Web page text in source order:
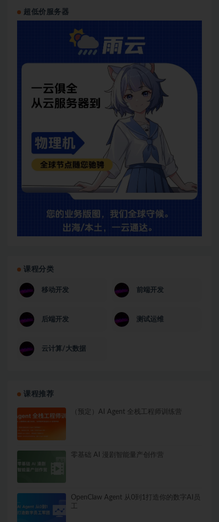
超低价服务器
课程分类
移动开发 前端开发
后端开发 测试运维
云计算/大数据
课程推荐
（预定）AI Agent 全栈工程师训练营
零基础 AI 漫剧智能量产创作营
OpenClaw Agent 从0到1打造你的数字AI员
工